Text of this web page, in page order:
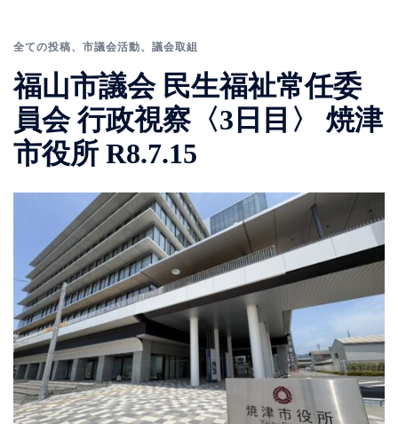
全ての投稿、 市議会活動、 議会取組
福山市議会 民生福祉常任委
員会 行政視察〈3日目〉 焼津
市役所 R8.7.15